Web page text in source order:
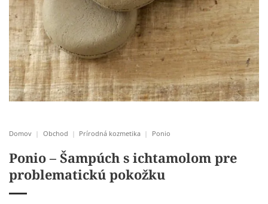
Domov | Obchod | Prírodná kozmetika | Ponio
Ponio – Šampúch s ichtamolom pre
problematickú pokožku